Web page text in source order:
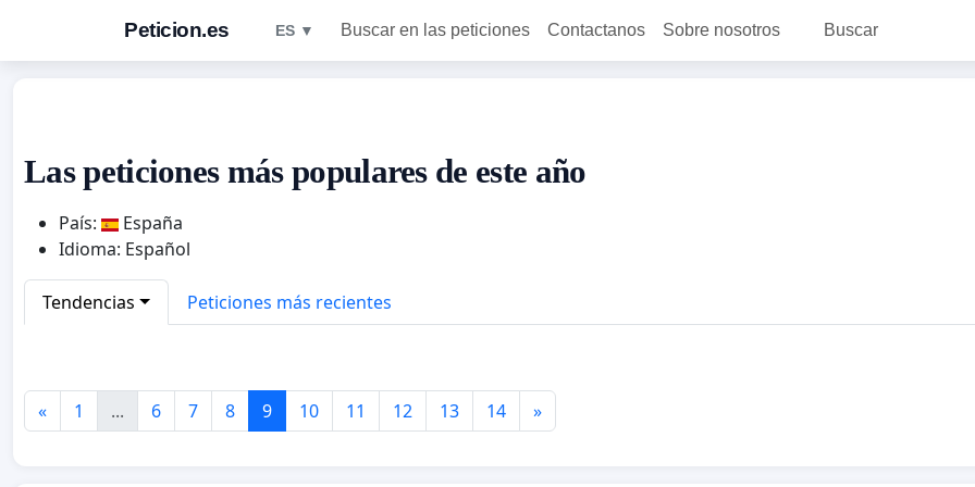
Peticion.es ES ▼ Buscar en las peticiones Contactanos Sobre nosotros Buscar
Las peticiones más populares de este año
País:
España
Idioma: Español
Tendencias Peticiones más recientes
« 1 ... 6 7 8 9 10 11 12 13 14 »